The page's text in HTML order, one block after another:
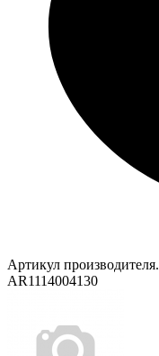
Артикул производителя.
AR1114004130